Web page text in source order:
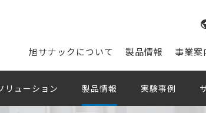
旭サナックについて 製品情報 事業案
リューション 製品情報 実験事例